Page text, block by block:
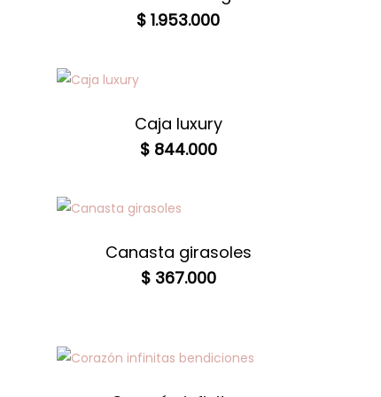
$ 1.953.000
Caja luxury
$844.000
Canasta girasoles
$367.000